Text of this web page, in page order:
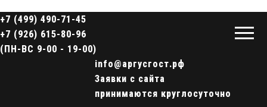
+7 (499) 490-71-45
+7 (926) 615-80-96
(ПН-ВС 9-00 - 19-00)
info@аргусгост.рф
Заявки с сайта
принимаются круглосуточно